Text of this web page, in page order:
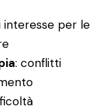
interesse per le
: conflitti